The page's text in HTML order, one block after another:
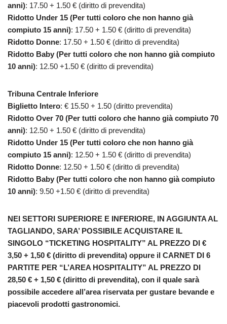
anni): 17.50 + 1.50 € (diritto di prevendita)
Ridotto Under 15 (Per tutti coloro che non hanno già
compiuto 15 anni): 17.50 + 1.50 € (diritto di prevendita)
Ridotto Donne: 17.50 + 1.50 € (diritto di prevendita)
Ridotto Baby (Per tutti coloro che non hanno già compiuto
10 anni): 12.50 +1.50 € (diritto di prevendita)
Tribuna Centrale Inferiore
Biglietto Intero: € 15.50 + 1.50 (diritto prevendita)
Ridotto Over 70 (Per tutti coloro che hanno già compiuto 70
anni): 12.50 + 1.50 € (diritto di prevendita)
Ridotto Under 15 (Per tutti coloro che non hanno già
compiuto 15 anni): 12.50 + 1.50 € (diritto di prevendita)
Ridotto Donne: 12.50 + 1.50 € (diritto di prevendita)
Ridotto Baby (Per tutti coloro che non hanno già compiuto
10 anni): 9.50 +1.50 € (diritto di prevendita)
NEI SETTORI SUPERIORE E INFERIORE, IN AGGIUNTA AL
TAGLIANDO, SARA’ POSSIBILE ACQUISTARE IL
SINGOLO “TICKETING HOSPITALITY” AL PREZZO DI €
3,50 + 1,50 € (diritto di prevendita) oppure il CARNET DI 6
PARTITE PER “L’AREA HOSPITALITY” AL PREZZO DI
28,50 € + 1,50 € (diritto di prevendita), con il quale sarà
possibile accedere all’area riservata per gustare bevande e
piacevoli prodotti gastronomici.